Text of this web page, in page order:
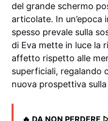
del grande schermo
articolate. In un’epoca
spesso prevale sulla
di Eva mette in luce la
affetto rispetto alle
superficiali, regalando
nuova prospettiva
🔥 DA NON PERDERE